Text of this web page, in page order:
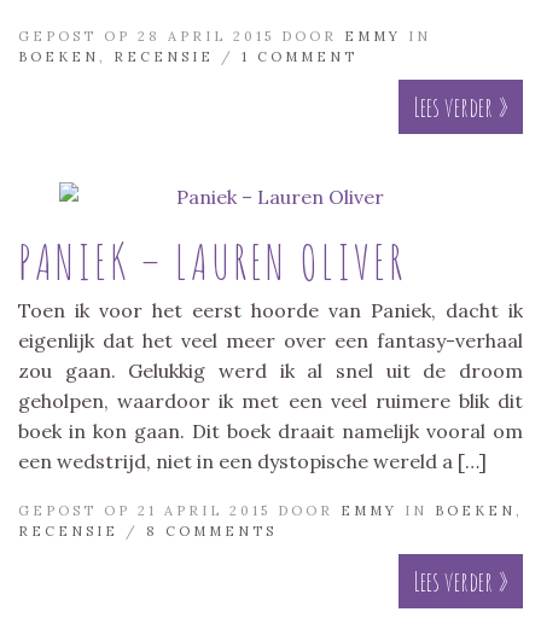
GEPOST OP 28 APRIL 2015 DOOR EMMY
IN
BOEKEN
RECENSIE / 1 COMMENT
Lees verder »
PANIEK – LAUREN OLIVER
Toen ik voor het eerst hoorde van Paniek, dacht ik
eigenlijk dat het veel meer over een fantasy-verhaal
zou gaan. Gelukkig werd ik al snel uit de droom
geholpen, waardoor ik met een veel ruimere blik dit
boek in kon gaan. Dit boek draait namelijk vooral om
een wedstrijd, niet in een dystopische wereld a […]
GEPOST OP 21 APRIL 2015 DOOR EMMY IN BOEKEN
RECENSIE
/ 8 COMMENTS
Lees verder »